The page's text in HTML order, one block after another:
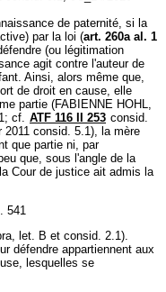
de paternité, si la
par la loi (art. 260a al. 1
(ou légitimation
agit contre l'auteur de
Ainsi, alors même que,
de droit en cause, elle
partie (FABIENNE HOHL,
cf. ATF 116 II 253 consid.
consid. 5.1), la mère
que partie ni, par
que, sous l'angle de la
Cour de justice ait admis la
541
let. B et consid. 2.1).
défendre appartiennent aux
lesquelles se